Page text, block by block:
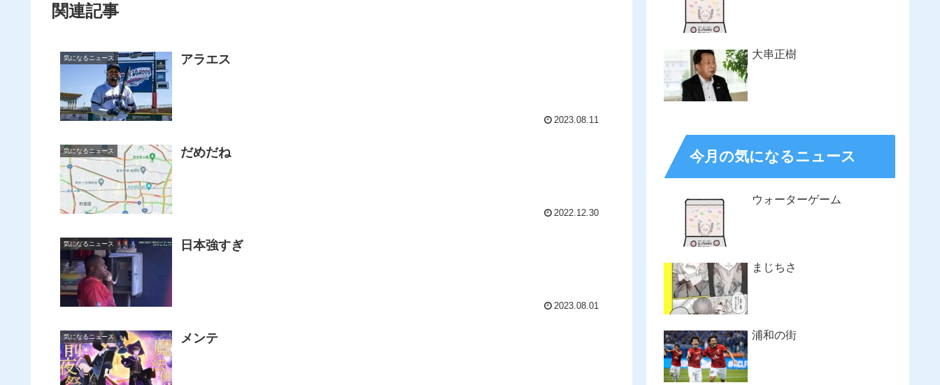
関連記事
気になるニュース アラエス
2023.08.11
気になるニュース だめだね
2022.12.30
気になるニュース 日本強すぎ
2023.08.01
気になるニュース メンテ
大串正樹
今月の気になるニュース
ウォーターゲーム
まじちさ
浦和の街